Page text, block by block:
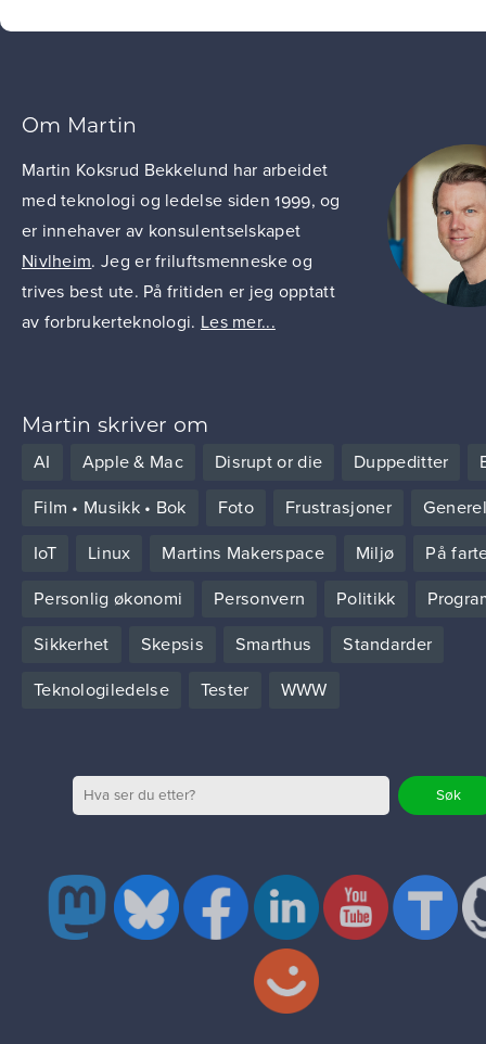
Om Martin
Martin Koksrud Bekkelund har arbeidet
med teknologi og ledelse siden 1999, og
er innehaver av konsulentselskapet
Nivlheim. Jeg er friluftsmenneske og
trives best ute. På fritiden er jeg opptatt
av forbrukerteknologi. Les mer...
Martin skriver om
AI Apple & Mac Disrupt or die Duppeditter
Film • Musikk • Bok Foto Frustrasjoner
IoT Linux Martins Makerspace Miljø På
Personlig økonomi Personvern Politikk
Sikkerhet Skepsis Smarthus Standarder
Teknologiledelse Tester WWW